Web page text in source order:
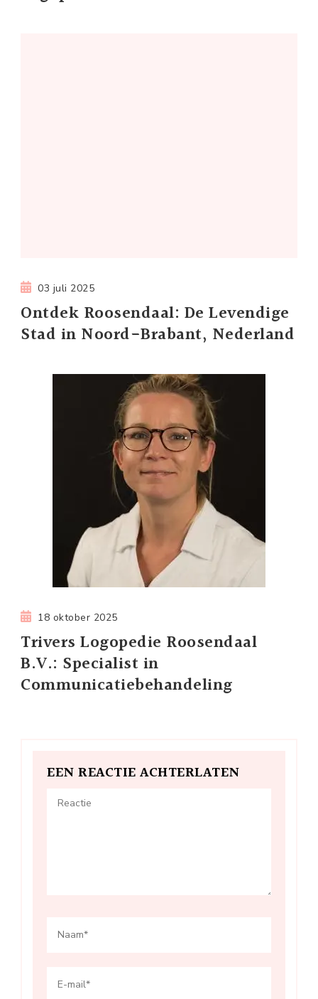
03 juli 2025
Ontdek Roosendaal: De Levendige
Stad in Noord-Brabant, Nederland
18 oktober 2025
Trivers Logopedie Roosendaal
B.V.: Specialist in
Communicatiebehandeling
EEN REACTIE ACHTERLATEN